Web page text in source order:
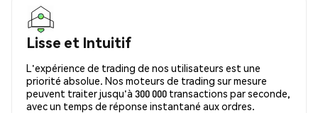
Lisse et Intuitif
L'expérience de trading de nos utilisateurs est une
priorité absolue. Nos moteurs de trading sur mesure
peuvent traiter jusqu'à 300 000 transactions par seconde,
avec un temps de réponse instantané aux ordres.